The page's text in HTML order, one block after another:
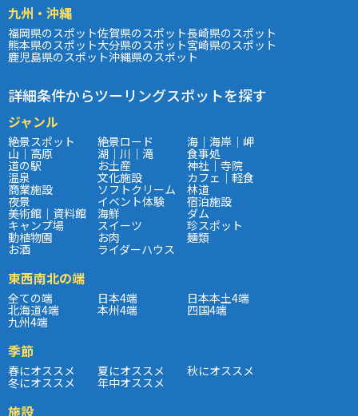
九州・沖縄
福岡県のスポット佐賀県のスポット長崎県のスポット
熊本県のスポット大分県のスポット宮崎県のスポット
鹿児島県のスポット沖縄県のスポット
詳細条件からツーリングスポットを探す
ジャンル
絶景スポット 絶景ロード 海｜海岸｜岬
山｜高原 湖｜川｜滝 食事処
道の駅 お土産 神社｜寺院
温泉 文化施設 カフェ｜軽食
商業施設 ソフトクリーム 林道
夜景 イベント体験 宿泊施設
美術館｜資料館 海鮮 ダム
キャンプ場 スイーツ 珍スポット
動植物園 お肉 麺類
お酒 ライダーハウス
東西南北の端
全ての端 日本4端 日本本土4端
北海道4端 本州4端 四国4端
九州4端
季節
春にオススメ 夏にオススメ 秋にオススメ
冬にオススメ 年中オススメ
施設